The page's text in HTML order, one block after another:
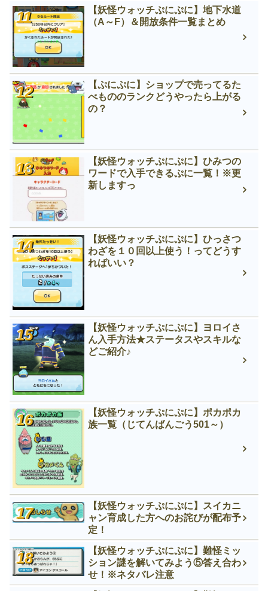
【妖怪ウォッチぷにぷに】地下水道
（A～F）＆開放条件一覧まとめ
【ぷにぷに】ショップで売ってるた
べもののランクどうやったら上がる
の？
【妖怪ウォッチぷにぷに】ひみつの
ワードで入手できるぷに一覧！※更
新しますっ
【妖怪ウォッチぷにぷに】ひっさつ
わざを１０回以上使う！ってどうす
ればいい？
【妖怪ウォッチぷにぷに】ヨロイさ
ん入手方法★ステータスやスキルな
どご紹介♪
【妖怪ウォッチぷにぷに】ポカポカ
族一覧（じてんばんごう501～）
【妖怪ウォッチぷにぷに】スイカニ
ャン育成した方へのお詫びが配布予
定！
【妖怪ウォッチぷにぷに】難怪ミッ
ション謎を解いてみよう⑤答え合わ
せ！※ネタバレ注意